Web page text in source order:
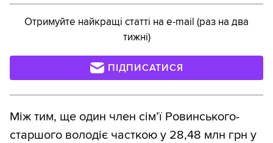
Отримуйте найкращі статті на e-mail (раз на два
тижні)
ПІДПИСАТИСЯ
Між тим, ще один член сім’ї Ровинського-
старшого володіє часткою у 28,48 млн грн у